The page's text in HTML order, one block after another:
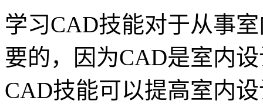
学习CAD技能对于从事
要的，因为CAD是室内
CAD技能可以提高室内